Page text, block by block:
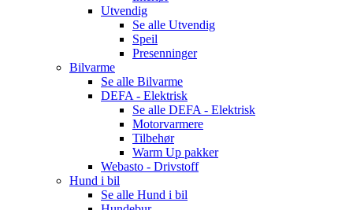
Utvendig
Se alle Utvendig
Speil
Presenninger
Bilvarme
Se alle Bilvarme
DEFA - Elektrisk
Se alle DEFA - Elektrisk
Motorvarmere
Tilbehør
Warm Up pakker
Webasto - Drivstoff
Hund i bil
Se alle Hund i bil